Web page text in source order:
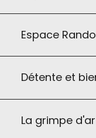
Espace
Détente et
La grimpe